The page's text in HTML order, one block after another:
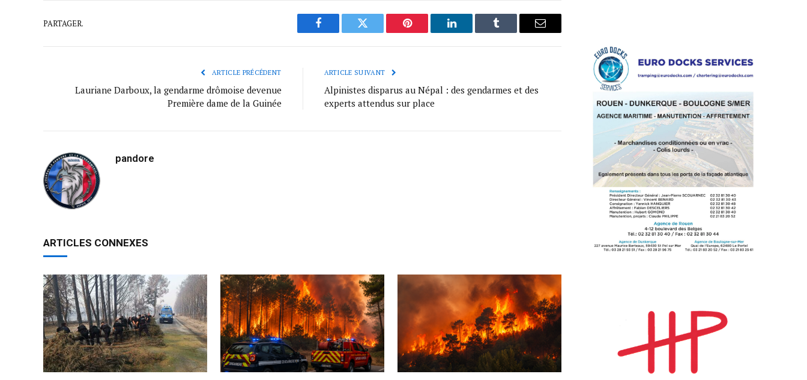
PARTAGER.
Facebook Twitter Pinterest LinkedIn Tumblr Courriel
ARTICLE PRÉCÉDENT
Lauriane Darboux, la gendarme drômoise devenue
Première dame de la Guinée
ARTICLE SUIVANT
Alpinistes disparus au Népal : des gendarmes et des
experts attendus sur place
pandore
ARTICLES CONNEXES